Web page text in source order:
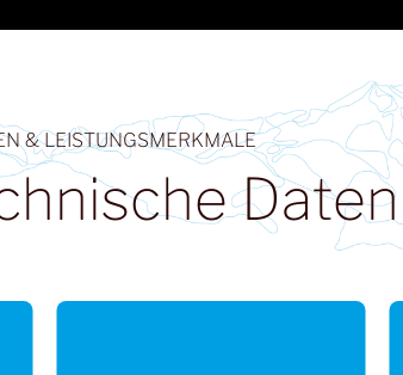
& LEISTUNGSMERKMALE
Daten